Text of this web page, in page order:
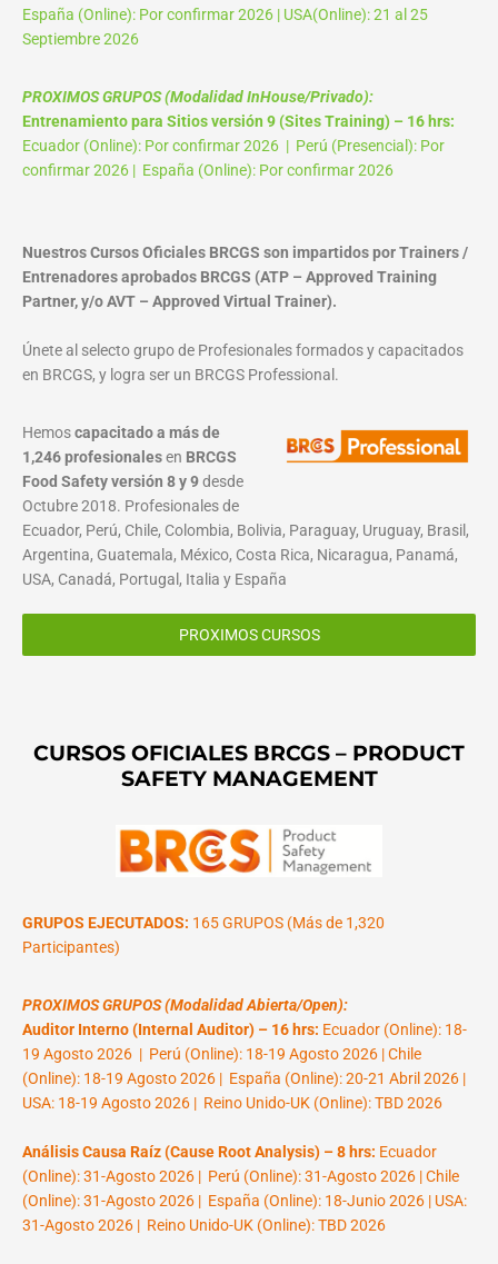
España (Online): Por confirmar 2026 | USA(Online): 21 al 25
Septiembre 2026
PROXIMOS GRUPOS (Modalidad InHouse/Privado):
Entrenamiento para Sitios versión 9 (Sites Training) – 16 hrs:
Ecuador (Online): Por confirmar 2026 | Perú (Presencial): Por
confirmar 2026 | España (Online): Por confirmar 2026
Nuestros Cursos Oficiales BRCGS son impartidos por Trainers /
Entrenadores aprobados BRCGS (ATP – Approved Training
Partner, y/o AVT – Approved Virtual Trainer).
Únete al selecto grupo de Profesionales formados y capacitados
en BRCGS, y logra ser un BRCGS Professional.
Hemoscapacitado a más de
1,246 profesionalesen BRCGS
Food Safety versión 8 y 9desde
Octubre 2018. Profesionales de
Ecuador, Perú, Chile, Colombia, Bolivia, Paraguay, Uruguay, Brasil,
Argentina, Guatemala, México, Costa Rica, Nicaragua, Panamá,
USA, Canadá, Portugal, Italia y España
PROXIMOS CURSOS
CURSOS OFICIALES BRCGS – PRODUCT
SAFETY MANAGEMENT
GRUPOS EJECUTADOS: 165 GRUPOS (Más de 1,320
Participantes)
PROXIMOS GRUPOS (Modalidad Abierta/Open):
Auditor Interno (Internal Auditor) – 16 hrs: Ecuador (Online): 18-
19 Agosto 2026 | Perú (Online): 18-19 Agosto 2026 | Chile
(Online): 18-19 Agosto 2026 | España (Online): 20-21 Abril 2026 |
USA: 18-19 Agosto 2026 | Reino Unido-UK (Online): TBD 2026
Análisis Causa Raíz (Cause Root Analysis) – 8 hrs: Ecuador
(Online): 31-Agosto 2026 | Perú (Online): 31-Agosto 2026 | Chile
(Online): 31-Agosto 2026 | España (Online): 18-Junio 2026 | USA:
31-Agosto 2026 | Reino Unido-UK (Online): TBD 2026